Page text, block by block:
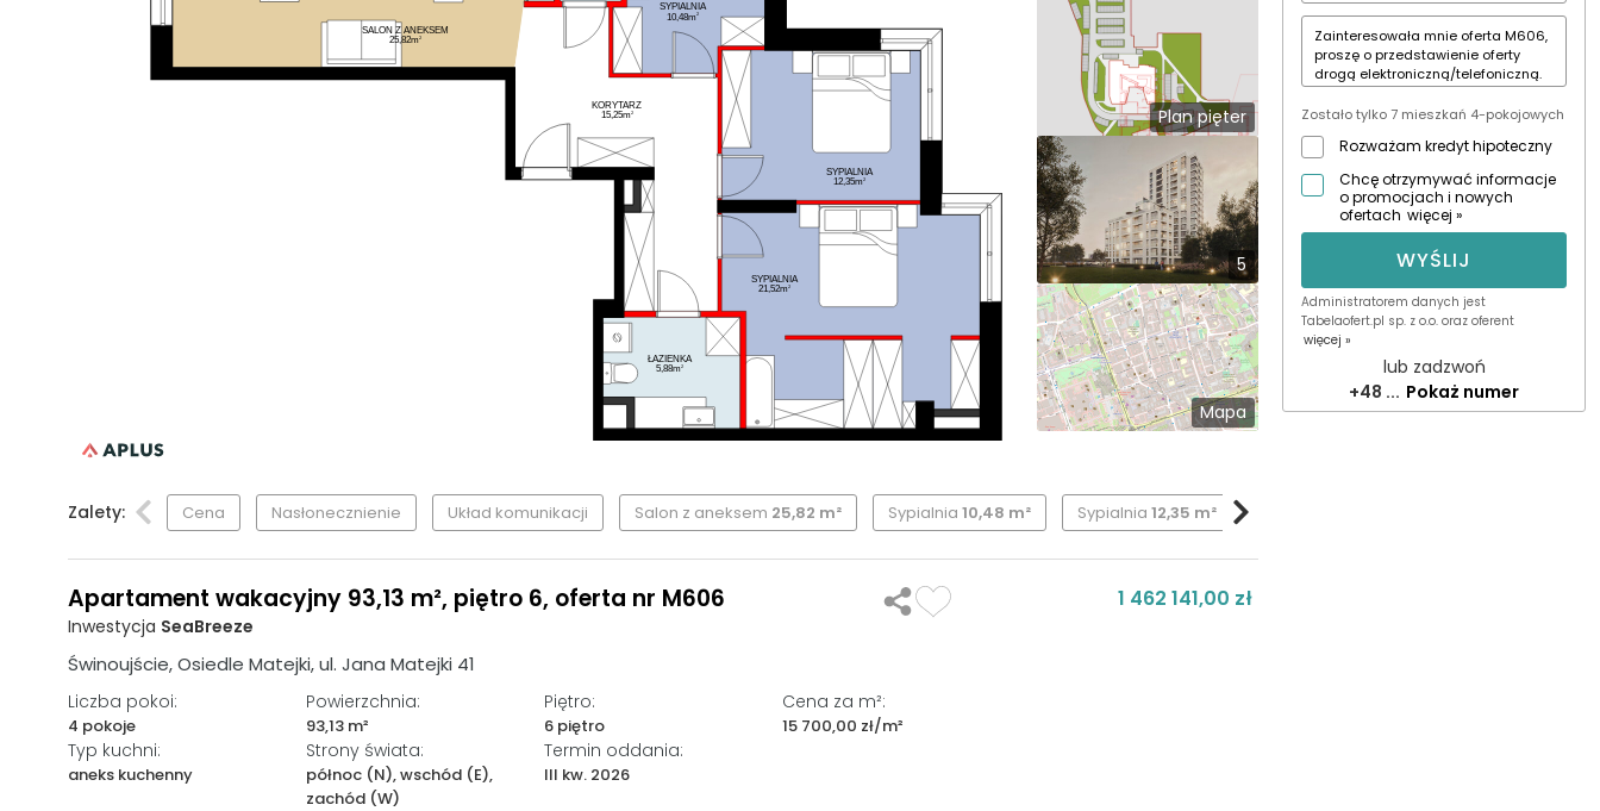
SALON Z ANEKSEM
25,82m2
SYPIALNIA
21,52m2
SYPIALNIA
12,35m2
SYPIALNIA
10,48m2
ŁAZIENKA
5,88m2
KORYTARZ
15,25m2 Plan pięter
5
Mapa
Zalety: Cena Nasłonecznienie Układ komunikacji Salon z aneksem 25,82 m² Sypialnia 10,48 m² Sypialnia 12,35 m²
Apartament wakacyjny 93,13 m², piętro 6, oferta nr M606
Inwestycja SeaBreeze
1 462 141,00 zł
Świnoujście, Osiedle Matejki, ul. Jana Matejki 41
Liczba pokoi:
4 pokoje
Powierzchnia:
93,13 m²
Piętro:
6 piętro
Cena za m²:
15 700,00 zł/m²
Typ kuchni:
aneks kuchenny
Strony świata:
północ (N), wschód (E),
zachód (W)
Termin oddania:
III kw. 2026
Zostało tylko 7 mieszkań 4-pokojowych
Rozważam kredyt hipoteczny
Chcę otrzymywać informacje
o promocjach i nowych
ofertach więcej »
WYŚLIJ
Administratorem danych jest
Tabelaofert.pl sp. z o.o. oraz oferent
więcej »
lub zadzwoń
+48 ... Pokaż numer